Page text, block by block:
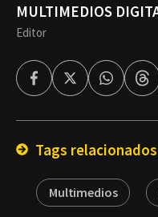
MULTIMEDIOS
Editor
FacebookTwitter
Tags relacionados
Multimedios